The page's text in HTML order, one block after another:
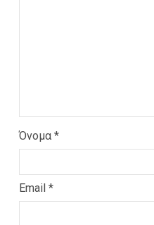
Όνομα *
Email *